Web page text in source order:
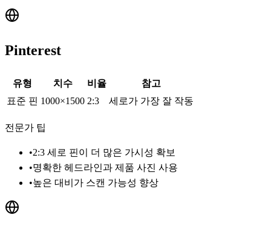
Pinterest
유형 치수 비율
참고
표준 핀 1000×1500 2:3 세로가 가장 잘 작동
전문가 팁
•2:3 세로 핀이 더 많은 가시성 확보
•명확한 헤드라인과 제품 사진 사용
•높은 대비가 스캔 가능성 향상